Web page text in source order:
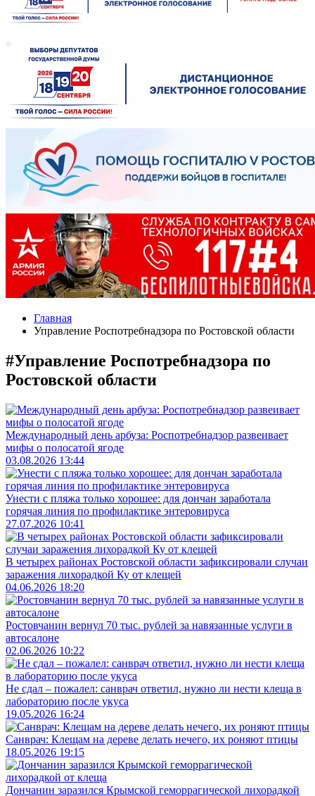
Главная
Управление Роспотребнадзора по Ростовской области
#Управление Роспотребнадзора по
Ростовской области
Международный день арбуза: Роспотребнадзор развеивает
мифы о полосатой ягоде
03.08.2026 13:44
Унести с пляжа только хорошее: для дончан заработала
горячая линия по профилактике энтеровируса
27.07.2026 10:41
В четырех районах Ростовской области зафиксировали случаи
заражения лихорадкой Ку от клещей
04.06.2026 18:20
Ростовчанин вернул 70 тыс. рублей за навязанные услуги в
автосалоне
02.06.2026 10:22
Не сдал – пожалел: санврач ответил, нужно ли нести клеща в
лабораторию после укуса
19.05.2026 16:24
Санврач: Клещам на дереве делать нечего, их роняют птицы
18.05.2026 19:15
Дончанин заразился Крымской геморрагической лихорадкой